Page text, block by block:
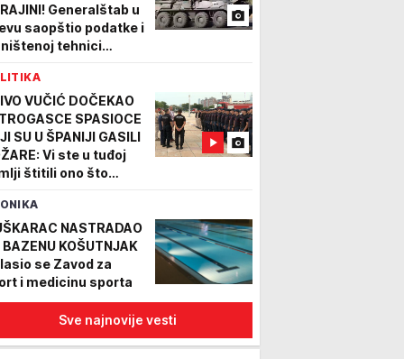
Generalštab u
saopštio podatke i
tehnici
VUČIĆ DOČEKAO
SPASIOCE
SU U ŠPANIJI GASILI
Vi ste u tuđoj
štitili ono što
život
VIDEO)NASTRADAO
BAZENU KOŠUTNJAK
se Zavod za
i medicinu sporta
Sve najnovije vesti